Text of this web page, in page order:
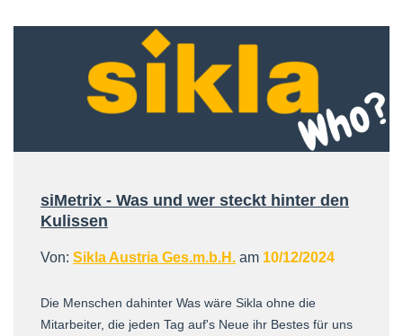
siMetrix - Was und wer steckt hinter den
Kulissen
Von: Sikla Austria Ges.m.b.H. am 10/12/2024
Die Menschen dahinter Was wäre Sikla ohne die
Mitarbeiter, die jeden Tag auf's Neue ihr Bestes für uns